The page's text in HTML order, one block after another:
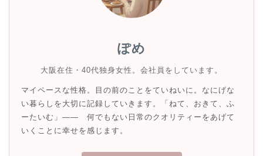
ぽめ
大阪在住・40代独身女性。会社員をしています。
マイペースな性格。目の前のことをていねいに。なにげな
い暮らしを大切に記録していきます。「ねて、おきて、ふ
ーたいむ」—— 何でもない日常のクオリティーをあげて
いくことに幸せを感じます。